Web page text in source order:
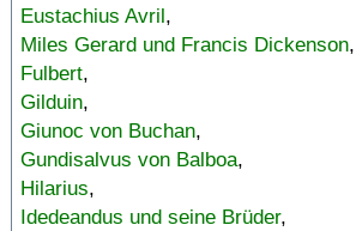
Eustachius Avril,
Miles Gerard und Francis Dickenson,
Fulbert,
Gilduin,
Giunoc von Buchan,
Gundisalvus von Balboa,
Hilarius,
Idedeandus und seine Brüder,